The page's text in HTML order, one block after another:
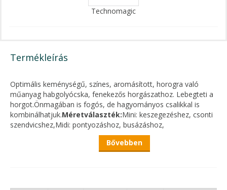
Technomagic
Termékleírás
Optimális keménységű, színes, aromásított, horogra való
műanyag habgolyócska, fenekezős horgászathoz. Lebegteti a
horgot.Önmagában is fogós, de hagyományos csalikkal is
kombinálhatjuk.Méretválaszték:Mini: keszegezéshez, csonti
szendvicshez,Midi: pontyozáshoz, busázáshoz,
fenekezéshez,Maxi: bojlizáshoz, busázáshoz, kishal
lebegtetéséhez,Extra: harcsázáshoz, vértablettával
Ízválaszték:natúr, vanília, ánizs, pontyMix,
Bővebben